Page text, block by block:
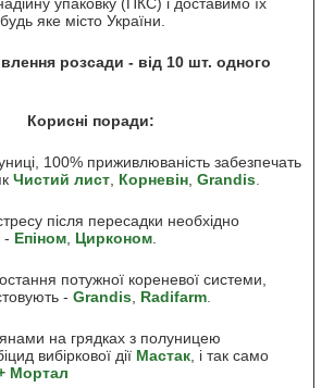
яке місто України.
розсади - від 10 шт. одного
Корисні поради:
100% приживлюваність забезпечать
Чистий лист Корневін Grandis
після пересадки необхідно
- Епіном Цирконом
потужної кореневої системи,
- Grandis Radifarm
на грядках з полуницею
вибіркової дії Мастак , і так само
Мортал